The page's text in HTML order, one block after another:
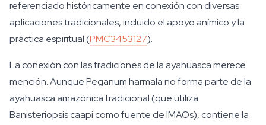
referenciado históricamente en conexión con diversas
aplicaciones tradicionales, incluido el apoyo anímico y la
práctica espiritual (PMC3453127).
La conexión con las tradiciones de la ayahuasca merece
mención. Aunque Peganum harmala no forma parte de la
ayahuasca amazónica tradicional (que utiliza
Banisteriopsis caapi como fuente de IMAOs), contiene la